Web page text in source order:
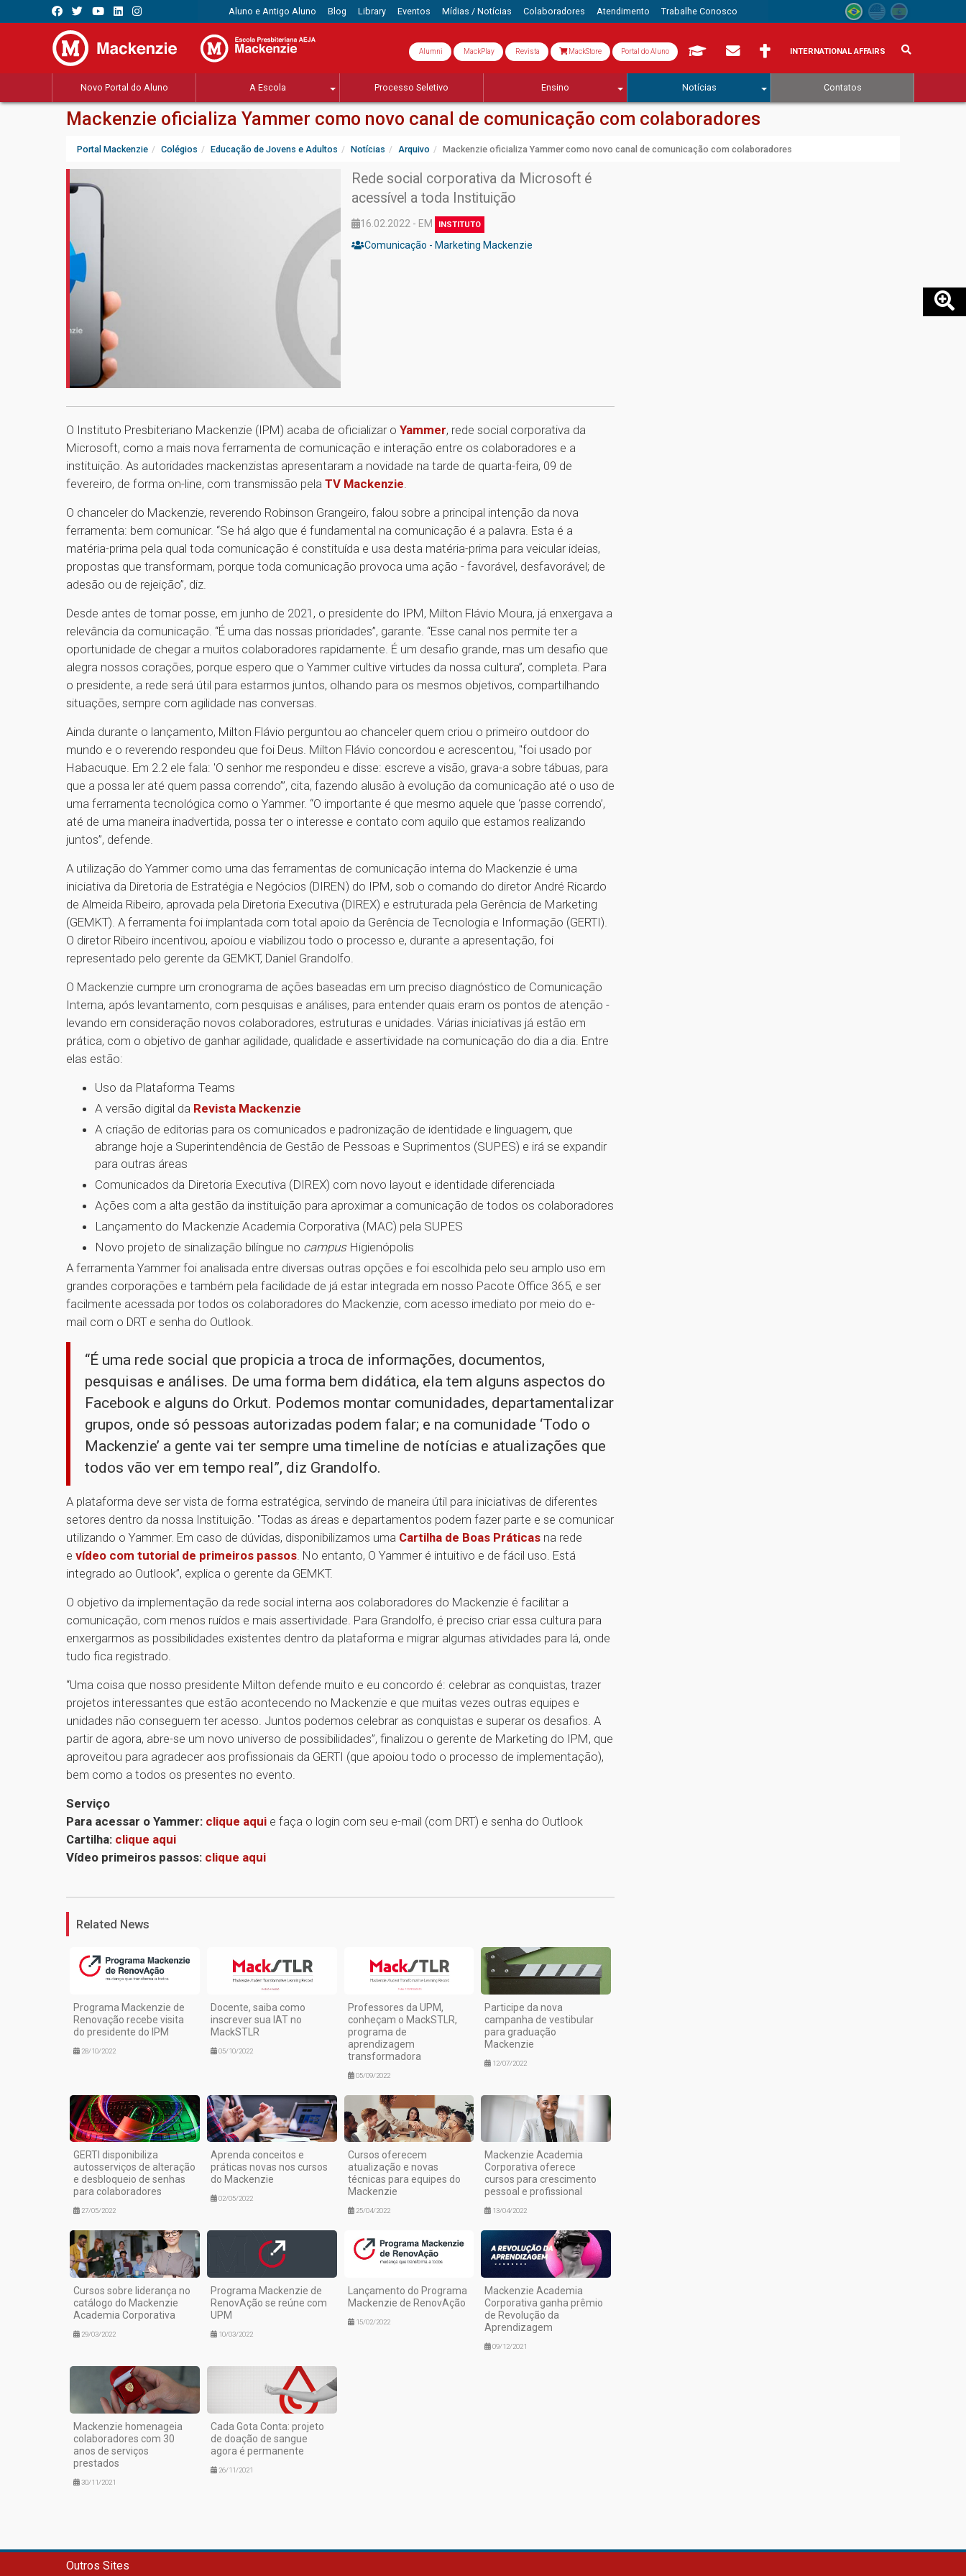
Aluno e Antigo Aluno Blog Library Eventos Mídias / Notícias Colaboradores Atendimento Trabalhe Conosco
Alumni MackPlay Revista MackStore Portal do Aluno INTERNATIONAL AFFAIRS
Novo Portal do Aluno A Escola Processo Seletivo Ensino Notícias Contatos
Mackenzie oficializa Yammer como novo canal de comunicação com colaboradores
Portal Mackenzie Colégios Educação de Jovens e Adultos Notícias Arquivo Mackenzie oficializa Yammer como novo canal de comunicação com colaboradores
Rede social corporativa da Microsoft é
acessível a toda Instituição
16.02.2022 - EM INSTITUTO
Comunicação - Marketing Mackenzie
O Instituto Presbiteriano Mackenzie (IPM) acaba de oficializar o Yammer, rede social corporativa da
Microsoft, como a mais nova ferramenta de comunicação e interação entre os colaboradores e a
instituição. As autoridades mackenzistas apresentaram a novidade na tarde de quarta-feira, 09 de
fevereiro, de forma on-line, com transmissão pela TV Mackenzie
O chanceler do Mackenzie, reverendo Robinson Grangeiro, falou sobre a principal intenção da nova
ferramenta: bem comunicar. “Se há algo que é fundamental na comunicação é a palavra. Esta é a
matéria-prima pela qual toda comunicação é constituída e usa desta matéria-prima para veicular ideias,
propostas que transformam, porque toda comunicação provoca uma ação - favorável, desfavorável; de
adesão ou de rejeição”, diz.
Desde antes de tomar posse, em junho de 2021, o presidente do IPM, Milton Flávio Moura, já enxergava a
relevância da comunicação. “É uma das nossas prioridades”, garante. “Esse canal nos permite ter a
oportunidade de chegar a muitos colaboradores rapidamente. É um desafio grande, mas um desafio que
alegra nossos corações, porque espero que o Yammer cultive virtudes da nossa cultura”, completa. Para
o presidente, a rede será útil para estarmos juntos, olhando para os mesmos objetivos, compartilhando
situações, sempre com agilidade nas conversas.
Ainda durante o lançamento, Milton Flávio perguntou ao chanceler quem criou o primeiro outdoor do
mundo e o reverendo respondeu que foi Deus. Milton Flávio concordou e acrescentou, "foi usado por
Habacuque. Em 2.2 ele fala: 'O senhor me respondeu e disse: escreve a visão, grava-a sobre tábuas, para
que a possa ler até quem passa correndo’”, cita, fazendo alusão à evolução da comunicação até o uso de
uma ferramenta tecnológica como o Yammer. “O importante é que mesmo aquele que ‘passe correndo’,
até de uma maneira inadvertida, possa ter o interesse e contato com aquilo que estamos realizando
juntos”, defende.
A utilização do Yammer como uma das ferramentas de comunicação interna do Mackenzie é uma
iniciativa da Diretoria de Estratégia e Negócios (DIREN) do IPM, sob o comando do diretor André Ricardo
de Almeida Ribeiro, aprovada pela Diretoria Executiva (DIREX) e estruturada pela Gerência de Marketing
(GEMKT). A ferramenta foi implantada com total apoio da Gerência de Tecnologia e Informação (GERTI).
O diretor Ribeiro incentivou, apoiou e viabilizou todo o processo e, durante a apresentação, foi
representado pelo gerente da GEMKT, Daniel Grandolfo.
O Mackenzie cumpre um cronograma de ações baseadas em um preciso diagnóstico de Comunicação
Interna, após levantamento, com pesquisas e análises, para entender quais eram os pontos de atenção -
levando em consideração novos colaboradores, estruturas e unidades. Várias iniciativas já estão em
prática, com o objetivo de ganhar agilidade, qualidade e assertividade na comunicação do dia a dia. Entre
elas estão:
Uso da Plataforma Teams
A versão digital da Revista Mackenzie
A criação de editorias para os comunicados e padronização de identidade e linguagem, que
abrange hoje a Superintendência de Gestão de Pessoas e Suprimentos (SUPES) e irá se expandir
para outras áreas
Comunicados da Diretoria Executiva (DIREX) com novo layout e identidade diferenciada
Ações com a alta gestão da instituição para aproximar a comunicação de todos os colaboradores
Lançamento do Mackenzie Academia Corporativa (MAC) pela SUPES
Novo projeto de sinalização bilíngue no campusHigienópolis
A ferramenta Yammer foi analisada entre diversas outras opções e foi escolhida pelo seu amplo uso em
grandes corporações e também pela facilidade de já estar integrada em nosso Pacote Office 365, e ser
facilmente acessada por todos os colaboradores do Mackenzie, com acesso imediato por meio do e-
mail com o DRT e senha do Outlook.
“É uma rede social que propicia a troca de informações, documentos,
pesquisas e análises. De uma forma bem didática, ela tem alguns aspectos do
Facebook e alguns do Orkut. Podemos montar comunidades, departamentalizar
grupos, onde só pessoas autorizadas podem falar; e na comunidade ‘Todo o
Mackenzie’ a gente vai ter sempre uma timeline de notícias e atualizações que
todos vão ver em tempo real”, diz Grandolfo.
A plataforma deve ser vista de forma estratégica, servindo de maneira útil para iniciativas de diferentes
setores dentro da nossa Instituição. "Todas as áreas e departamentos podem fazer parte e se comunicar
utilizando o Yammer. Em caso de dúvidas, disponibilizamos uma Cartilha de Boas Práticas na rede
e vídeo com tutorial de primeiros passos . No entanto, O Yammer é intuitivo e de fácil uso. Está
integrado ao Outlook”, explica o gerente da GEMKT.
O objetivo da implementação da rede social interna aos colaboradores do Mackenzie é facilitar a
comunicação, com menos ruídos e mais assertividade. Para Grandolfo, é preciso criar essa cultura para
enxergarmos as possibilidades existentes dentro da plataforma e migrar algumas atividades para lá, onde
tudo fica registrado.
“Uma coisa que nosso presidente Milton defende muito e eu concordo é: celebrar as conquistas, trazer
projetos interessantes que estão acontecendo no Mackenzie e que muitas vezes outras equipes e
unidades não conseguem ter acesso. Juntos podemos celebrar as conquistas e superar os desafios. A
partir de agora, abre-se um novo universo de possibilidades”, finalizou o gerente de Marketing do IPM, que
aproveitou para agradecer aos profissionais da GERTI (que apoiou todo o processo de implementação),
bem como a todos os presentes no evento.
Serviço
Para acessar o Yammer: clique aqui e faça o login com seu e-mail (com DRT) e senha do Outlook
Cartilha: clique aqui
Vídeo primeiros passos: clique aqui
Related News
Programa Mackenzie de
Renovação recebe visita
do presidente do IPM
28/10/2022
Docente, saiba como
inscrever sua IAT no
MackSTLR
05/10/2022
Professores da UPM,
conheçam o MackSTLR,
programa de
aprendizagem
transformadora
05/09/2022
Participe da nova
campanha de vestibular
para graduação
Mackenzie
12/07/2022
GERTI disponibiliza
autosserviços de alteração
e desbloqueio de senhas
para colaboradores
27/05/2022
Aprenda conceitos e
práticas novas nos cursos
do Mackenzie
02/05/2022
Cursos oferecem
atualização e novas
técnicas para equipes do
Mackenzie
25/04/2022
Mackenzie Academia
Corporativa oferece
cursos para crescimento
pessoal e profissional
13/04/2022
Cursos sobre liderança no
catálogo do Mackenzie
Academia Corporativa
29/03/2022
Programa Mackenzie de
RenovAção se reúne com
UPM
10/03/2022
Lançamento do Programa
Mackenzie de RenovAção
15/02/2022
Mackenzie Academia
Corporativa ganha prêmio
de Revolução da
Aprendizagem
09/12/2021
Mackenzie homenageia
colaboradores com 30
anos de serviços
prestados
30/11/2021
Cada Gota Conta: projeto
de doação de sangue
agora é permanente
26/11/2021
Outros Sites